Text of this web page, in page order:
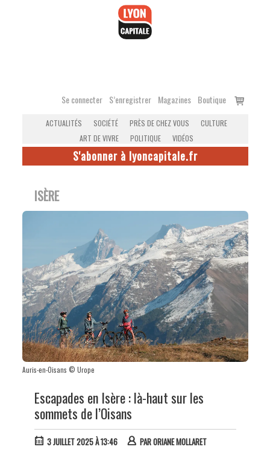
Se connecter S’enregistrer Magazines Boutique
Voir
ACTUALITÉS SOCIÉTÉ PRÈS DE CHEZ VOUS
CULTURE
ART DE VIVRE
POLITIQUE VIDÉOS
S'abonner à lyoncapitale.fr
ISÈRE
Auris-en-Oisans © Urope
Escapades en Isère : là-haut sur les
sommets de l’Oisans
3 JUILLET 2025 À 13:46 PARORIANE MOLLARET